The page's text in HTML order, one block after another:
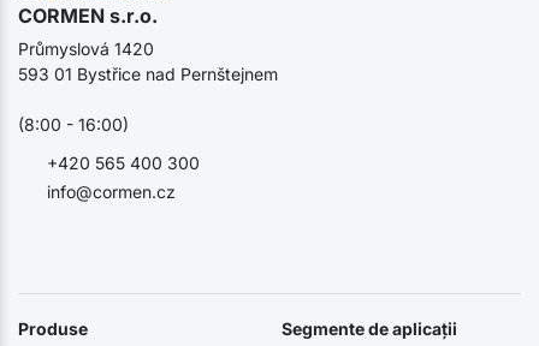
CORMEN s.r.o.
info@cormen.cz
+420 565 400 300
Průmyslová 1420
593 01 Bystřice nad Pernštejnem
(8:00 - 16:00)
Produse
Segmente de aplicații